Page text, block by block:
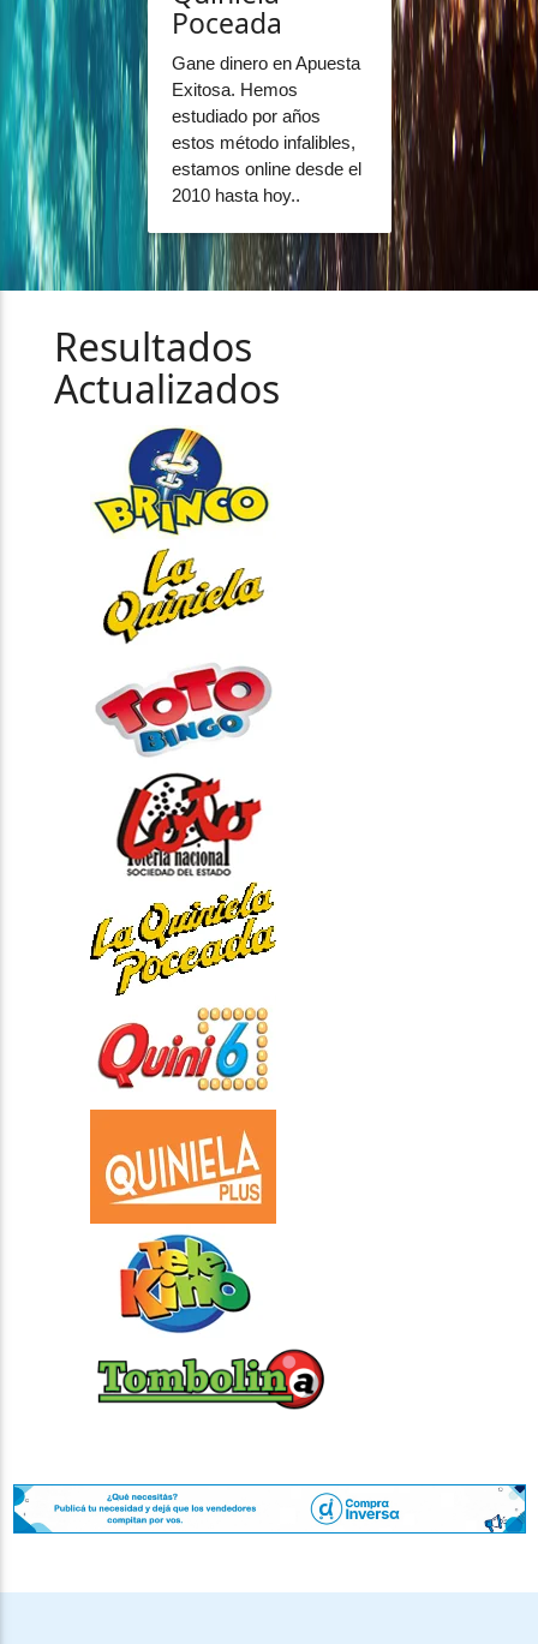
Poceada
Gane dinero en Apuesta
Exitosa. Hemos
estudiado por años
estos método infalibles,
estamos online desde el
2010 hasta hoy..
Resultados
Actualizados